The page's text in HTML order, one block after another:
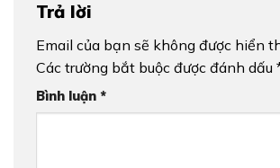
Trả lời
Email của bạn sẽ không được hiển
Các trường bắt buộc được đánh dấu
Bình luận *